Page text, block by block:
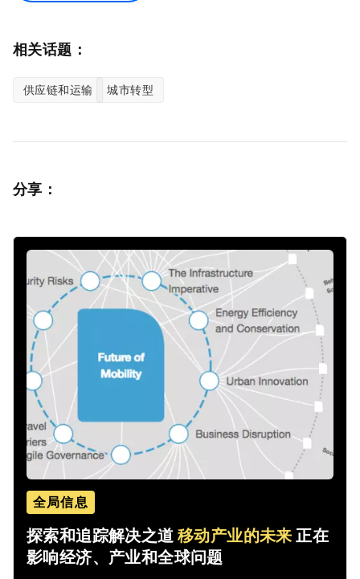
相关话题：
供应链和运输 城市转型
分享：
全局信息
探索和追踪解决之道移动产业的未来 正在
影响经济、产业和全球问题